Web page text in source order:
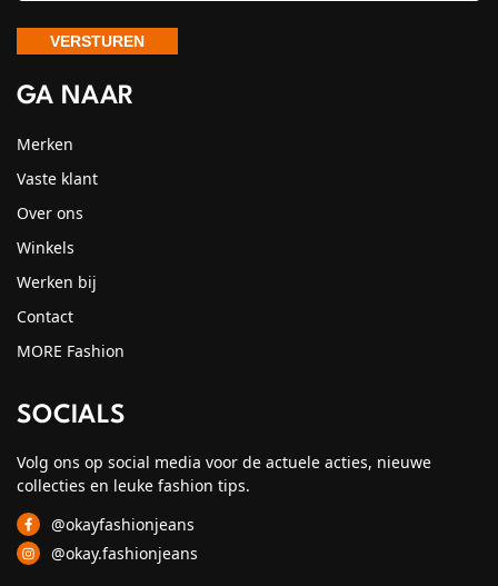
GA NAAR
Merken
Vaste klant
Over ons
Winkels
Werken bij
Contact
MORE Fashion
SOCIALS
Volg ons op social media voor de actuele acties, nieuwe
collecties en leuke fashion tips.
@okayfashionjeans
@okay.fashionjeans